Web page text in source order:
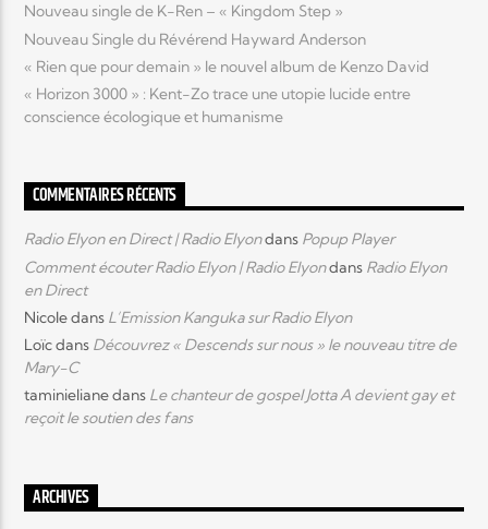
Elyon Kids
Nouveau single de K-Ren – « Kingdom Step »
Nouveau Single du Révérend Hayward Anderson
« Rien que pour demain » le nouvel album de Kenzo David
« Horizon 3000 » : Kent-Zo trace une utopie lucide entre
conscience écologique et humanisme
COMMENTAIRES RÉCENTS
Radio Elyon en Direct | Radio Elyondans Popup Player
Comment écouter Radio Elyon | Radio Elyondans Radio Elyon
en Direct
Nicoledans L’Emission Kanguka sur Radio Elyon
Loïcdans Découvrez « Descends sur nous » le nouveau titre de
Mary-C
taminielianedans Le chanteur de gospel Jotta A devient gay et
reçoit le soutien des fans
ARCHIVES